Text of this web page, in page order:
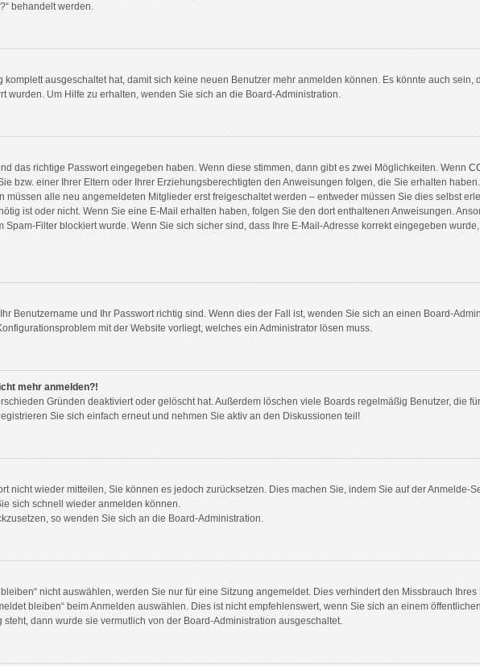
behandelt werden.
ausgeschaltet hat, damit sich keine neuen Benutzer mehr anmelden können. Es könnte auch sein,
wurden. Um Hilfe zu erhalten, wenden Sie sich an die Board-Administration.
das richtige Passwort eingegeben haben. Wenn diese stimmen, dann gibt es zwei Möglichkeiten. Wenn
bzw. einer Ihrer Eltern oder Ihrer Erziehungsberechtigten den Anweisungen folgen, die Sie erhalten
müssen alle neu angemeldeten Mitglieder erst freigeschaltet werden – entweder müssen Sie dies selbst
ist oder nicht. Wenn Sie eine E-Mail erhalten haben, folgen Sie den dort enthaltenen Anweisungen.
Filter blockiert wurde. Wenn Sie sich sicher sind, dass Ihre E-Mail-Adresse korrekt eingegeben
Benutzername und Ihr Passwort richtig sind. Wenn dies der Fall ist, wenden Sie sich an einen Board-
mit der Website vorliegt, welches ein Administrator lösen muss.
mehr anmelden?!
Gründen deaktiviert oder gelöscht hat. Außerdem löschen viele Boards regelmäßig Benutzer, die
Sie sich einfach erneut und nehmen Sie aktiv an den Diskussionen teil!
nicht wieder mitteilen, Sie können es jedoch zurücksetzen. Dies machen Sie, indem Sie auf der Anmelde-
sich schnell wieder anmelden können.
so wenden Sie sich an die Board-Administration.
nicht auswählen, werden Sie nur für eine Sitzung angemeldet. Dies verhindert den Missbrauch
bleiben“ beim Anmelden auswählen. Dies ist nicht empfehlenswert, wenn Sie sich an einem
dann wurde sie vermutlich von der Board-Administration ausgeschaltet.